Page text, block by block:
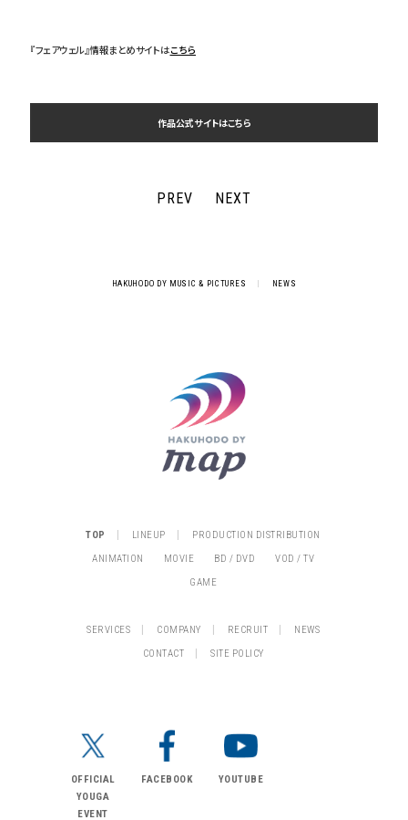
『フェアウェル』情報まとめサイトはこちら
作品公式サイトはこちら
PREV NEXT
HAKUHODO DY MUSIC & PICTURES NEWS
TOP LINEUP
PRODUCTION DISTRIBUTION
ANIMATION
MOVIE BD / DVD
VOD / TV
GAME
SERVICES COMPANY RECRUIT
NEWS
CONTACT
SITE POLICY
OFFICIAL
YOUGA
EVENT
FACEBOOK YOUTUBE